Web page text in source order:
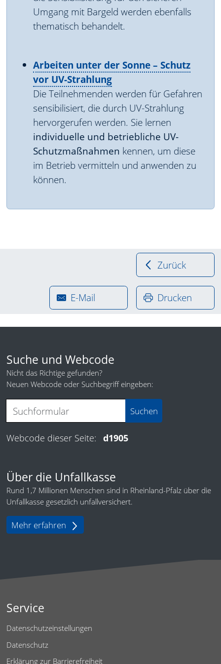
Umgang mit Bargeld werden ebenfalls
thematisch behandelt.
Arbeiten unter der Sonne – Schutz
vor UV-Strahlung
Die Teilnehmenden werden für Gefahren
sensibilisiert, die durch UV-Strahlung
hervorgerufen werden. Sie lernen
individuelle und betriebliche UV-
Schutzmaßnahmen kennen, um diese
im Betrieb vermitteln und anwenden zu
können.
Zurück
E-Mail Drucken
Suche und Webcode
Nicht das Richtige gefunden?
Neuen Webcode oder Suchbegriff eingeben:
Webcode dieser Seite: d1905
Über die Unfallkasse
Rund 1,7 Millionen Menschen sind in Rheinland-Pfalz über die
Unfallkasse gesetzlich unfallversichert.
Mehr erfahren
Service
Datenschutzeinstellungen
Datenschutz
Erklärung zur Barrierefreiheit